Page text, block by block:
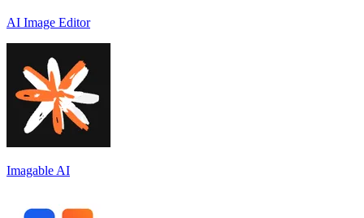
AI Image Editor
Imagable AI